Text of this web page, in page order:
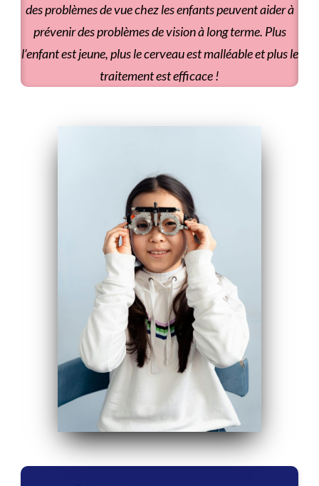
des problèmes de vue chez les enfants peuvent aider à
prévenir des problèmes de vision à long terme. Plus
l’enfant est jeune, plus le cerveau est malléable et plus le
traitement est efficace !